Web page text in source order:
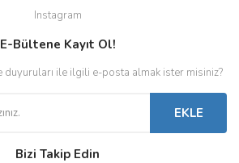
Instagram
E-Bültene Kayıt Ol!
duyuruları ile ilgili e-posta almak ister misiniz?
EKLE
Bizi Takip Edin